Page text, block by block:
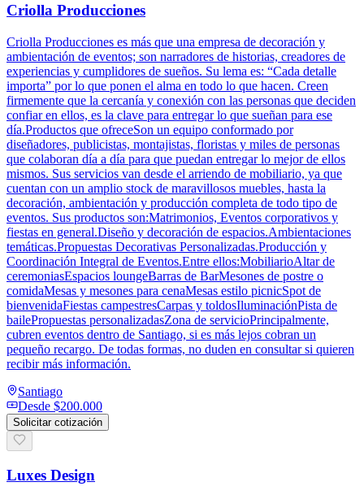
Criolla Producciones
Criolla Producciones es más que una empresa de decoración y
ambientación de eventos; son narradores de historias, creadores de
experiencias y cumplidores de sueños. Su lema es: “Cada detalle
importa” por lo que ponen el alma en todo lo que hacen. Creen
firmemente que la cercanía y conexión con las personas que deciden
confiar en ellos, es la clave para entregar lo que sueñan para ese
día.Productos que ofreceSon un equipo conformado por
diseñadores, publicistas, montajistas, floristas y miles de personas
que colaboran día a día para que puedan entregar lo mejor de ellos
mismos. Sus servicios van desde el arriendo de mobiliario, ya que
cuentan con un amplio stock de maravillosos muebles, hasta la
decoración, ambientación y producción completa de todo tipo de
eventos. Sus productos son:Matrimonios, Eventos corporativos y
fiestas en general.Diseño y decoración de espacios.Ambientaciones
temáticas.Propuestas Decorativas Personalizadas.Producción y
Coordinación Integral de Eventos.Entre ellos:MobiliarioAltar de
ceremoniasEspacios loungeBarras de BarMesones de postre o
comidaMesas y mesones para cenaMesas estilo picnicSpot de
bienvenidaFiestas campestresCarpas y toldosIluminaciónPista de
bailePropuestas personalizadasZona de servicioPrincipalmente,
cubren eventos dentro de Santiago, si es más lejos cobran un
pequeño recargo. De todas formas, no duden en consultar si quieren
recibir más información.
Santiago
Desde $200.000
Solicitar cotización
Luxes Design